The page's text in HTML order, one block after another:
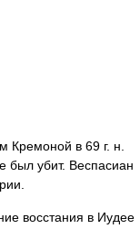
Кремоной в 69 г. н.
был убит. Веспасиан
восстания в Иудее